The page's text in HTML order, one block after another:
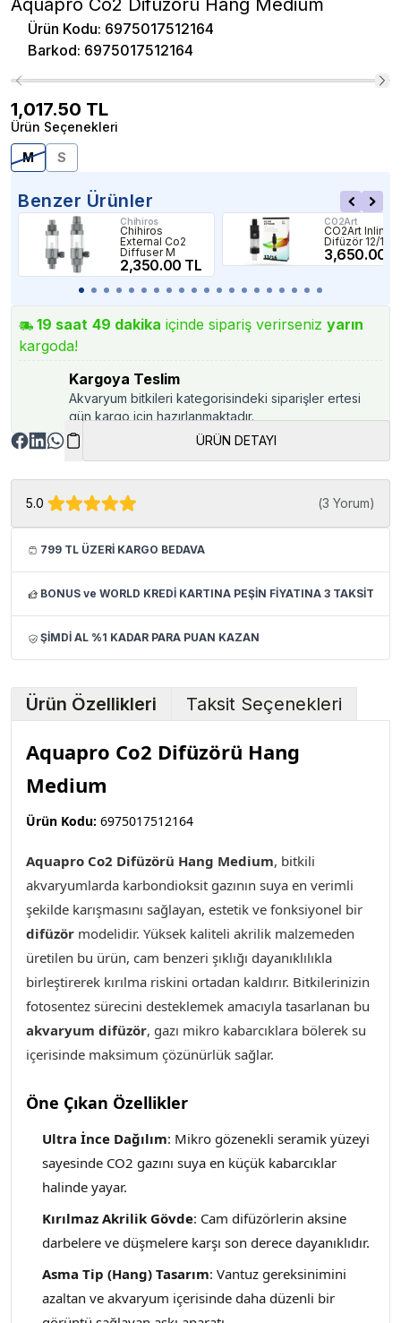
Aquapro Co2 Difüzörü Hang Medium
Ürün Kodu: 6975017512164
Barkod: 6975017512164
1,017.50 TL
Ürün Seçenekleri
M
S
Benzer Ürünler
Chihiros
Chihiros
External Co2
Diffuser M
2,350.00 TL
CO2Art
CO2Art Inline
Difüzör 12/16
3,650.00
19 saat 49 dakika içinde sipariş verirseniz yarın
kargoda!
Kargoya Teslim
Akvaryum bitkileri kategorisindeki siparişler ertesi
gün kargo için hazırlanmaktadır.
ÜRÜN DETAYI
5.0 (3 Yorum)
799 TL ÜZERİ KARGO BEDAVA
BONUS ve WORLD KREDİ KARTINA PEŞİN FİYATINA 3 TAKSİT
ŞİMDİ AL %1 KADAR PARA PUAN KAZAN
Ürün Özellikleri Taksit Seçenekleri
Aquapro Co2 Difüzörü Hang
Medium
Ürün Kodu: 6975017512164
Aquapro Co2 Difüzörü Hang Medium, bitkili
akvaryumlarda karbondioksit gazının suya en verimli
şekilde karışmasını sağlayan, estetik ve fonksiyonel bir
difüzör modelidir. Yüksek kaliteli akrilik malzemeden
üretilen bu ürün, cam benzeri şıklığı dayanıklılıkla
birleştirerek kırılma riskini ortadan kaldırır. Bitkilerinizin
fotosentez sürecini desteklemek amacıyla tasarlanan bu
akvaryum difüzör, gazı mikro kabarcıklara bölerek su
içerisinde maksimum çözünürlük sağlar.
Öne Çıkan Özellikler
Ultra İnce Dağılım: Mikro gözenekli seramik yüzeyi
sayesinde CO2 gazını suya en küçük kabarcıklar
halinde yayar.
Kırılmaz Akrilik Gövde: Cam difüzörlerin aksine
darbelere ve düşmelere karşı son derece dayanıklıdır.
Asma Tip (Hang) Tasarım: Vantuz gereksinimini
azaltan ve akvaryum içerisinde daha düzenli bir